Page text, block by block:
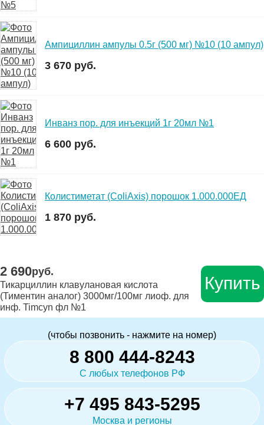
Ампициллин ампулы 0.5г (500 мг) №10 (10 ампул)
3 670 руб.
Инванз пор. для инъекций 1г 20мл №1
6 600 руб.
Колистиметат (ColiAxis) порошок 1.000.000ЕД
1 870 руб.
2 690руб.
Тикарциллин клавулановая кислота
(Тиментин аналог) 3000мг/100мг лиоф. для
инф. Timcyn фл №1
Купить
(чтобы позвонить - нажмите на номер)
8 800 444-8243
С любых телефонов РФ
+7 495 843-5295
Москва и регионы